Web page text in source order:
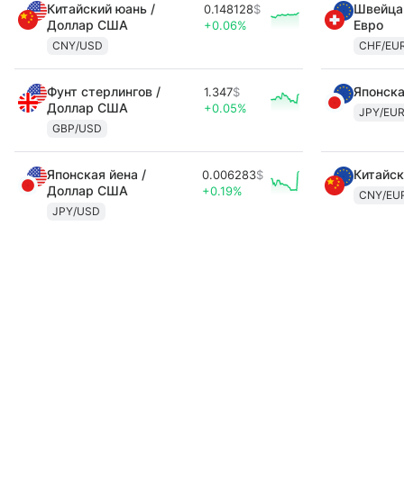
Китайский юань /
Доллар США
CNY/USD
0.148128$
+0.06%
Евро
CHF/
Фунт стерлингов /
Доллар США
GBP/USD
1.347$
+0.05%
JPY/EUR
Японская йена /
Доллар США
JPY/USD
0.006283$
+0.19%
CNY/